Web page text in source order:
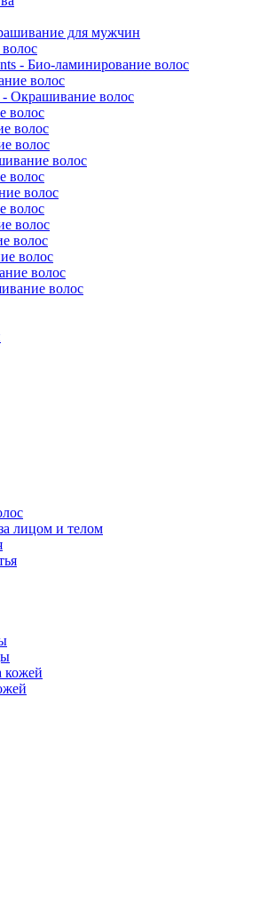
для мужчин
- Био-ламинирование волос
волос
- Окрашивание волос
волос
волос
волос
волос
волос
волос
волос
волос
волос
волос
волос
волос
лицом и телом
кожей